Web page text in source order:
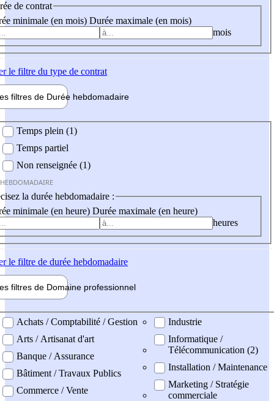
de contrat
minimale (en mois) Durée maximale (en mois)
mois
le filtre du type de contrat
filtres de Durée hebdomadaire
Temps plein (1)
Temps partiel
Non renseignée (1)
la durée hebdomadaire :
minimale (en heure) Durée maximale (en heure)
heures
le filtre de durée hebdomadaire
filtres de Domaine professionnel
professionel
Achats / Comptabilité / Gestion
Arts / Artisanat d'art
Banque / Assurance
Bâtiment / Travaux Publics
Commerce / Vente
Industrie
Informatique /
Télécommunication (2)
Installation / Maintenance
Marketing / Stratégie
commerciale